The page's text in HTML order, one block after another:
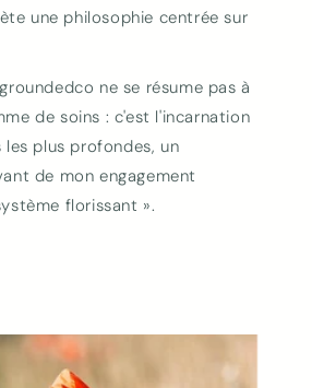
une philosophie centrée sur
ne se résume pas à
de soins : c'est l'incarnation
les plus profondes, un
de mon engagement
florissant ».